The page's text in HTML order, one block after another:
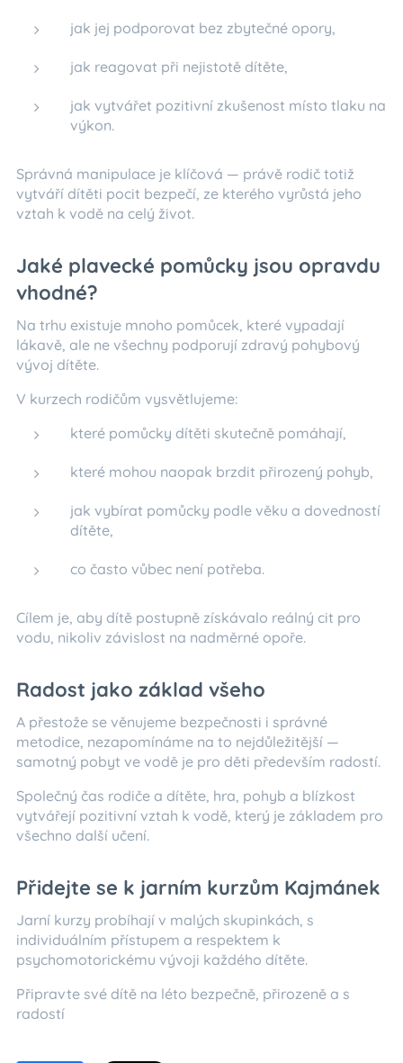
jak jej podporovat bez zbytečné opory,
jak reagovat při nejistotě dítěte,
jak vytvářet pozitivní zkušenost místo tlaku na
výkon.
Správná manipulace je klíčová — právě rodič totiž
vytváří dítěti pocit bezpečí, ze kterého vyrůstá jeho
vztah k vodě na celý život.
Jaké plavecké pomůcky jsou opravdu
vhodné?
Na trhu existuje mnoho pomůcek, které vypadají
lákavě, ale ne všechny podporují zdravý pohybový
vývoj dítěte.
V kurzech rodičům vysvětlujeme:
které pomůcky dítěti skutečně pomáhají,
které mohou naopak brzdit přirozený pohyb,
jak vybírat pomůcky podle věku a dovedností
dítěte,
co často vůbec není potřeba.
Cílem je, aby dítě postupně získávalo reálný cit pro
vodu, nikoliv závislost na nadměrné opoře.
Radost jako základ všeho
A přestože se věnujeme bezpečnosti i správné
metodice, nezapomínáme na to nejdůležitější —
samotný pobyt ve vodě je pro děti především radostí.
Společný čas rodiče a dítěte, hra, pohyb a blízkost
vytvářejí pozitivní vztah k vodě, který je základem pro
všechno další učení.
Přidejte se k jarním kurzům Kajmánek
Jarní kurzy probíhají v malých skupinkách, s
individuálním přístupem a respektem k
psychomotorickému vývoji každého dítěte.
Připravte své dítě na léto bezpečně, přirozeně a s
radostí 💙